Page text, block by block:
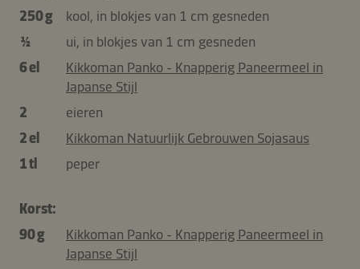
250 g
kool, in blokjes van 1 cm gesneden
½
ui, in blokjes van 1 cm gesneden
6 el
Kikkoman Panko - Knapperig Paneermeel in
Japanse Stijl
2
eieren
2 el
Kikkoman Natuurlijk Gebrouwen Sojasaus
1 tl
peper
Korst:
90 g
Kikkoman Panko - Knapperig Paneermeel in
Japanse Stijl